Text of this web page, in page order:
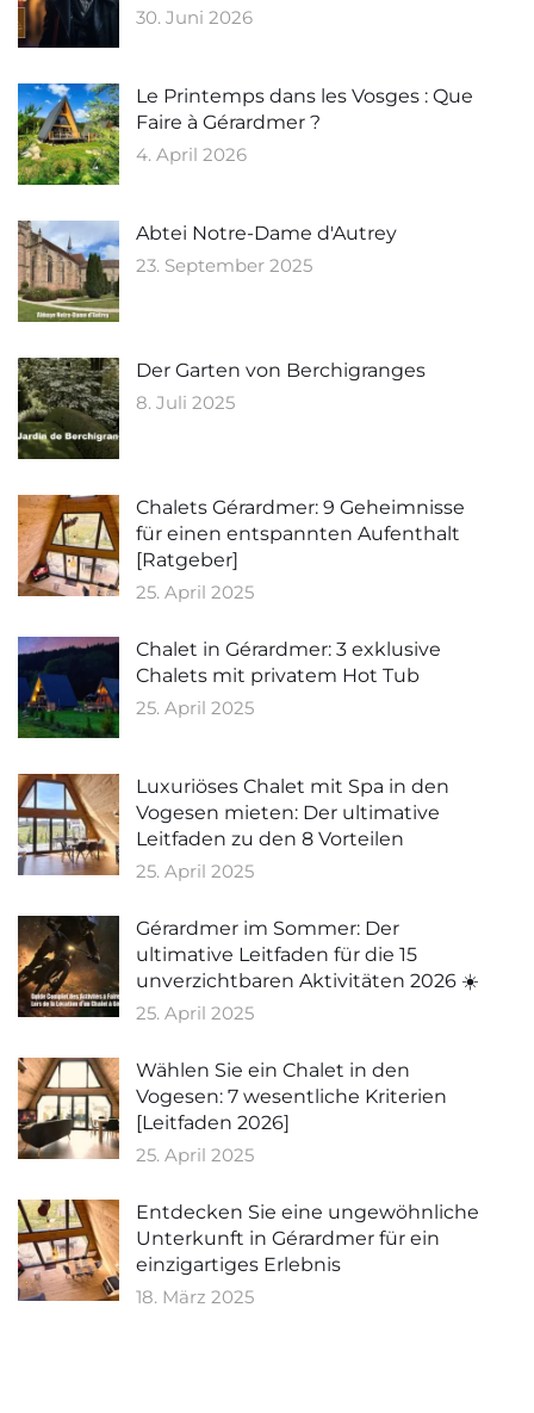
30. Juni 2026
Le Printemps dans les Vosges : Que
Faire à Gérardmer ?
4. April 2026
Abtei Notre-Dame d'Autrey
23. September 2025
Der Garten von Berchigranges
8. Juli 2025
Chalets Gérardmer: 9 Geheimnisse
für einen entspannten Aufenthalt
[Ratgeber]
25. April 2025
Chalet in Gérardmer: 3 exklusive
Chalets mit privatem Hot Tub
25. April 2025
Luxuriöses Chalet mit Spa in den
Vogesen mieten: Der ultimative
Leitfaden zu den 8 Vorteilen
25. April 2025
Gérardmer im Sommer: Der
ultimative Leitfaden für die 15
unverzichtbaren Aktivitäten 2026 ☀️
25. April 2025
Wählen Sie ein Chalet in den
Vogesen: 7 wesentliche Kriterien
[Leitfaden 2026]
25. April 2025
Entdecken Sie eine ungewöhnliche
Unterkunft in Gérardmer für ein
einzigartiges Erlebnis
18. März 2025